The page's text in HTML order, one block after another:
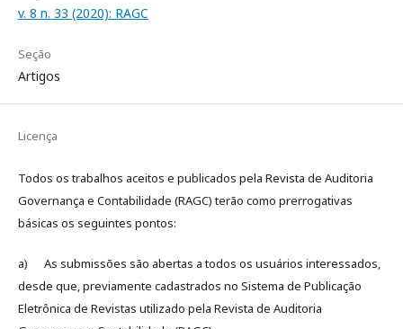
v. 8 n. 33 (2020): RAGC
Seção
Artigos
Licença
Todos os trabalhos aceitos e publicados pela Revista de Auditoria
Governança e Contabilidade (RAGC) terão como prerrogativas
básicas os seguintes pontos:
a) As submissões são abertas a todos os usuários interessados,
desde que, previamente cadastrados no Sistema de Publicação
Eletrônica de Revistas utilizado pela Revista de Auditoria